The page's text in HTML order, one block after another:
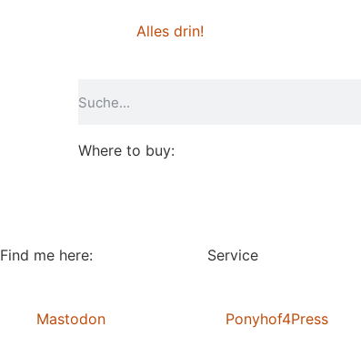
Alles drin!
Where to buy:
Find me here:
Mastodon
Service
Ponyhof4Press